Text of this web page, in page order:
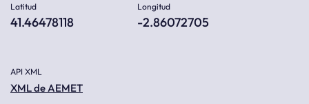
Latitud
41.46478118
Longitud
-2.86072705
API XML
XML de AEMET